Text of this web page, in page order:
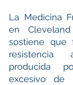
La Medicina
en
sostiene que
producida
excesivo de